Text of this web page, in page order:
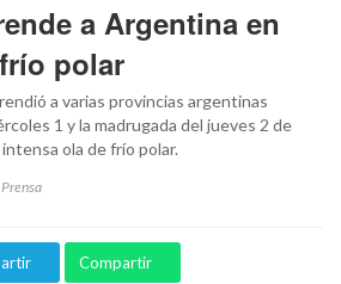
a Argentina en
polar
a varias provincias argentinas
1 y la madrugada del jueves 2 de
ola de frío polar.
Compartir